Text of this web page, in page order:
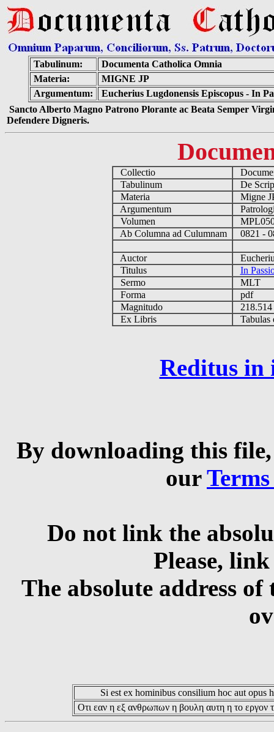
Tabulinum:
Documenta Catholica Omnia
Materia:
MIGNE JP
Argumentum:
Eucherius Lugdonensis Episcopus - In
Sancto Alberto Magno Patrono Plorante ac Beata Semper
Defendere Digneris.
Collectio
Tabulinum
De
Materia
Migne
Argumentum
Volumen
Ab Columna ad Culumnam
0821 -
Auctor
Titulus
In
Sermo
MLT
Forma
pdf
Magnitudo
Ex Libris
Tabulas
Reditus in
By downloading this
our
Do not link the
Please,
The absolute address
Si est ex hominibus consilium hoc aut opus
Οτι εαν η εξ ανθρωπων η βουλη αυτη η το εργον